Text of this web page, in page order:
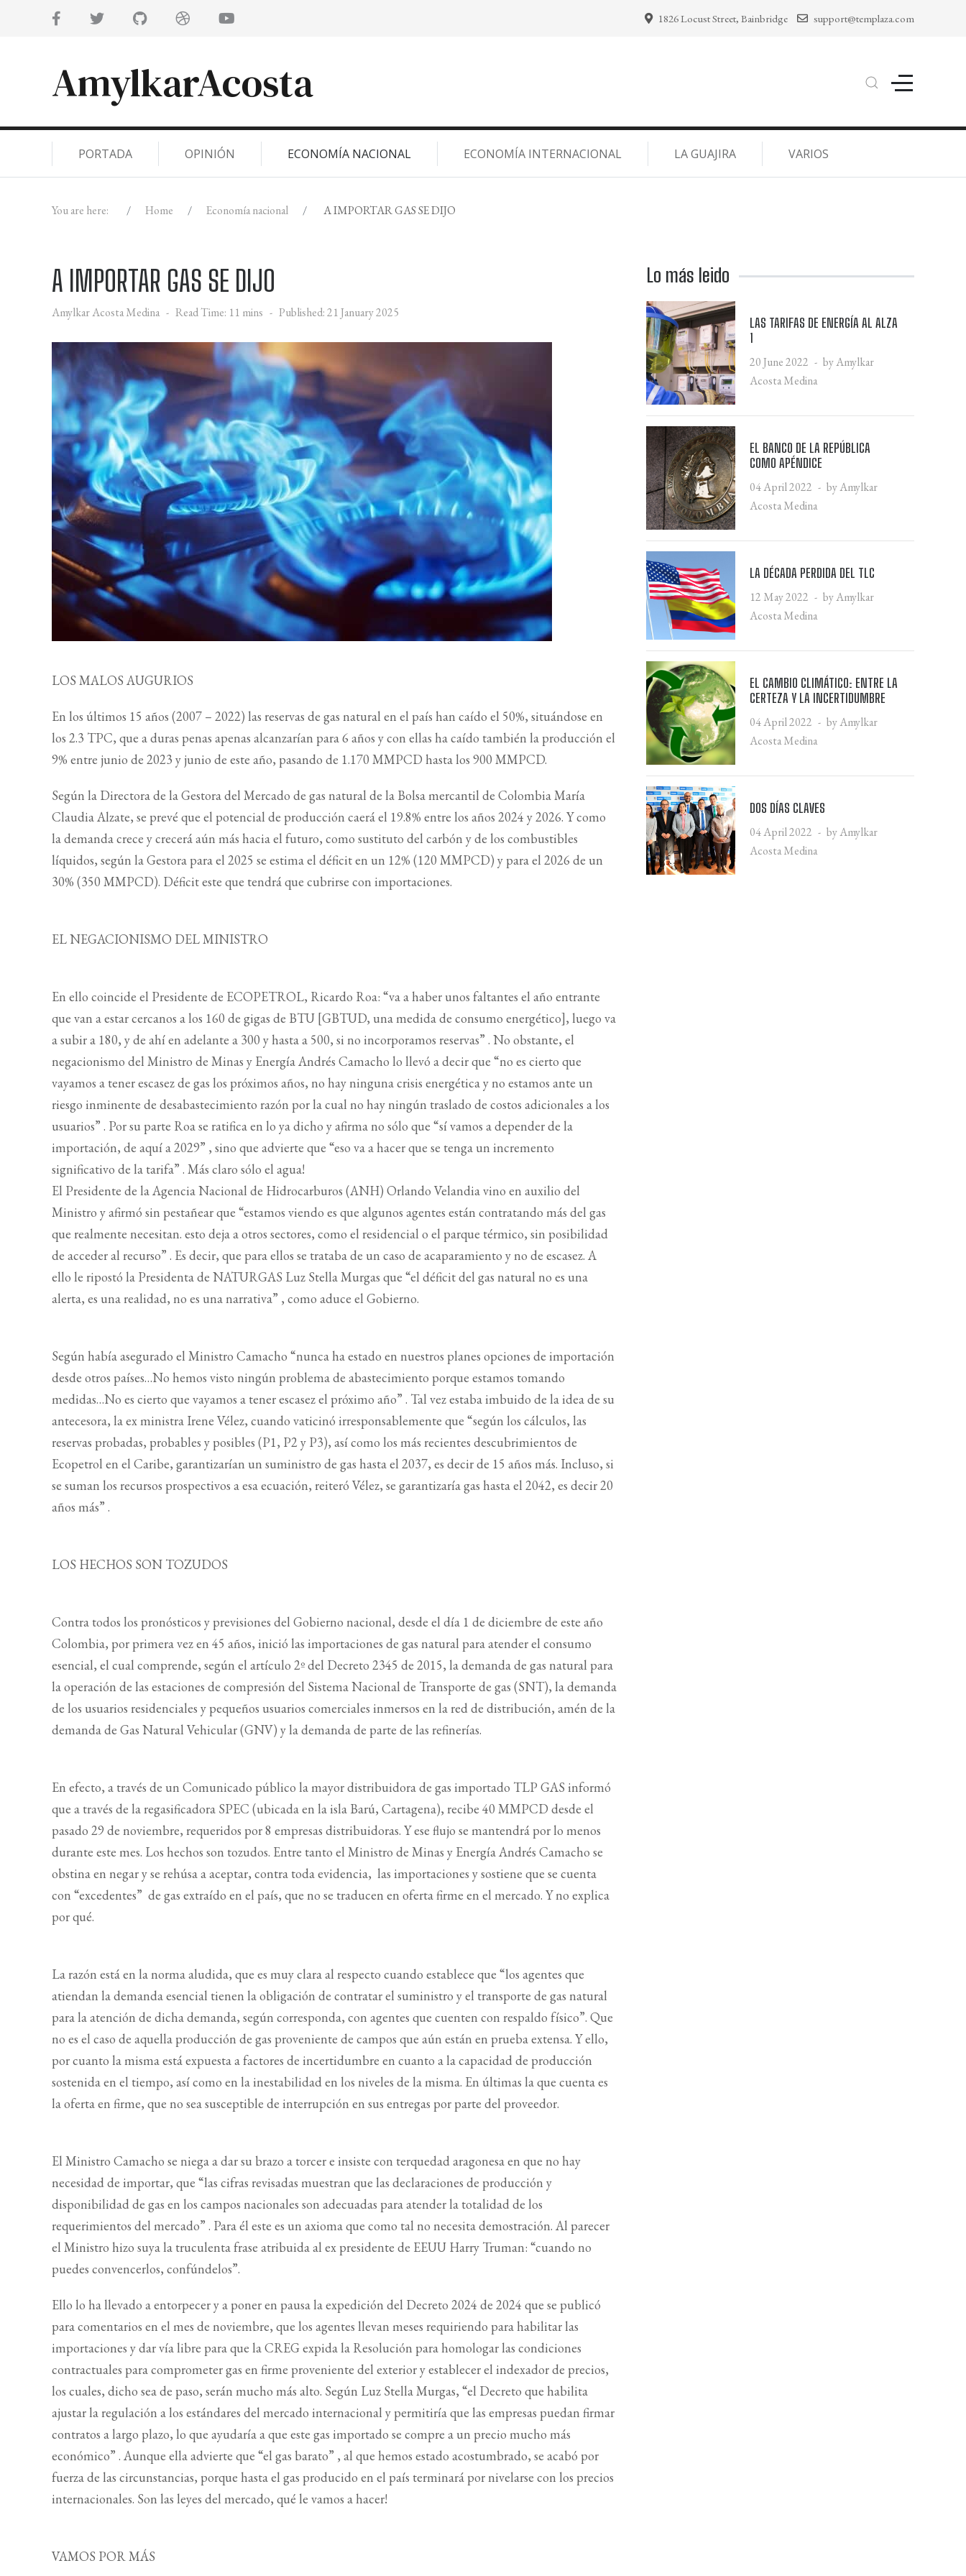
1826 Locust Street, Bainbridge support@templaza.com
AmylkarAcosta
PORTADA OPINIÓN ECONOMÍA NACIONAL ECONOMÍA INTERNACIONAL LA GUAJIRA VARIOS
You are here: Home Economía nacional A IMPORTAR GAS SE DIJO
A IMPORTAR GAS SE DIJO
Amylkar Acosta Medina Read Time: 11 mins Published: 21 January 2025
LOS MALOS AUGURIOS
En los últimos 15 años (2007 – 2022) las reservas de gas natural en el país han caído el 50%, situándose en
los 2.3 TPC, que a duras penas apenas alcanzarían para 6 años y con ellas ha caído también la producción el
9% entre junio de 2023 y junio de este año, pasando de 1.170 MMPCD hasta los 900 MMPCD.
Según la Directora de la Gestora del Mercado de gas natural de la Bolsa mercantil de Colombia María
Claudia Alzate, se prevé que el potencial de producción caerá el 19.8% entre los años 2024 y 2026. Y como
la demanda crece y crecerá aún más hacia el futuro, como sustituto del carbón y de los combustibles
líquidos, según la Gestora para el 2025 se estima el déficit en un 12% (120 MMPCD) y para el 2026 de un
30% (350 MMPCD). Déficit este que tendrá que cubrirse con importaciones.
EL NEGACIONISMO DEL MINISTRO
En ello coincide el Presidente de ECOPETROL, Ricardo Roa: “va a haber unos faltantes el año entrante
que van a estar cercanos a los 160 de gigas de BTU [GBTUD, una medida de consumo energético], luego va
a subir a 180, y de ahí en adelante a 300 y hasta a 500, si no incorporamos reservas” . No obstante, el
negacionismo del Ministro de Minas y Energía Andrés Camacho lo llevó a decir que “no es cierto que
vayamos a tener escasez de gas los próximos años, no hay ninguna crisis energética y no estamos ante un
riesgo inminente de desabastecimiento razón por la cual no hay ningún traslado de costos adicionales a los
usuarios” . Por su parte Roa se ratifica en lo ya dicho y afirma no sólo que “sí vamos a depender de la
importación, de aquí a 2029” , sino que advierte que “eso va a hacer que se tenga un incremento
significativo de la tarifa” . Más claro sólo el agua!
El Presidente de la Agencia Nacional de Hidrocarburos (ANH) Orlando Velandia vino en auxilio del
Ministro y afirmó sin pestañear que “estamos viendo es que algunos agentes están contratando más del gas
que realmente necesitan. esto deja a otros sectores, como el residencial o el parque térmico, sin posibilidad
de acceder al recurso” . Es decir, que para ellos se trataba de un caso de acaparamiento y no de escasez. A
ello le ripostó la Presidenta de NATURGAS Luz Stella Murgas que “el déficit del gas natural no es una
alerta, es una realidad, no es una narrativa” , como aduce el Gobierno.
Según había asegurado el Ministro Camacho “nunca ha estado en nuestros planes opciones de importación
desde otros países…No hemos visto ningún problema de abastecimiento porque estamos tomando
medidas…No es cierto que vayamos a tener escasez el próximo año” . Tal vez estaba imbuido de la idea de su
antecesora, la ex ministra Irene Vélez, cuando vaticinó irresponsablemente que “según los cálculos, las
reservas probadas, probables y posibles (P1, P2 y P3), así como los más recientes descubrimientos de
Ecopetrol en el Caribe, garantizarían un suministro de gas hasta el 2037, es decir de 15 años más. Incluso, si
se suman los recursos prospectivos a esa ecuación, reiteró Vélez, se garantizaría gas hasta el 2042, es decir 20
años más” .
LOS HECHOS SON TOZUDOS
Contra todos los pronósticos y previsiones del Gobierno nacional, desde el día 1 de diciembre de este año
Colombia, por primera vez en 45 años, inició las importaciones de gas natural para atender el consumo
esencial, el cual comprende, según el artículo 2º del Decreto 2345 de 2015, la demanda de gas natural para
la operación de las estaciones de compresión del Sistema Nacional de Transporte de gas (SNT), la demanda
de los usuarios residenciales y pequeños usuarios comerciales inmersos en la red de distribución, amén de la
demanda de Gas Natural Vehicular (GNV) y la demanda de parte de las refinerías.
En efecto, a través de un Comunicado público la mayor distribuidora de gas importado TLP GAS informó
que a través de la regasificadora SPEC (ubicada en la isla Barú, Cartagena), recibe 40 MMPCD desde el
pasado 29 de noviembre, requeridos por 8 empresas distribuidoras. Y ese flujo se mantendrá por lo menos
durante este mes. Los hechos son tozudos. Entre tanto el Ministro de Minas y Energía Andrés Camacho se
obstina en negar y se rehúsa a aceptar, contra toda evidencia, las importaciones y sostiene que se cuenta
con “excedentes” de gas extraído en el país, que no se traducen en oferta firme en el mercado. Y no explica
por qué.
La razón está en la norma aludida, que es muy clara al respecto cuando establece que “los agentes que
atiendan la demanda esencial tienen la obligación de contratar el suministro y el transporte de gas natural
para la atención de dicha demanda, según corresponda, con agentes que cuenten con respaldo físico”. Que
no es el caso de aquella producción de gas proveniente de campos que aún están en prueba extensa. Y ello,
por cuanto la misma está expuesta a factores de incertidumbre en cuanto a la capacidad de producción
sostenida en el tiempo, así como en la inestabilidad en los niveles de la misma. En últimas la que cuenta es
la oferta en firme, que no sea susceptible de interrupción en sus entregas por parte del proveedor.
El Ministro Camacho se niega a dar su brazo a torcer e insiste con terquedad aragonesa en que no hay
necesidad de importar, que “las cifras revisadas muestran que las declaraciones de producción y
disponibilidad de gas en los campos nacionales son adecuadas para atender la totalidad de los
requerimientos del mercado” . Para él este es un axioma que como tal no necesita demostración. Al parecer
el Ministro hizo suya la truculenta frase atribuida al ex presidente de EEUU Harry Truman: “cuando no
puedes convencerlos, confúndelos”.
Ello lo ha llevado a entorpecer y a poner en pausa la expedición del Decreto 2024 de 2024 que se publicó
para comentarios en el mes de noviembre, que los agentes llevan meses requiriendo para habilitar las
importaciones y dar vía libre para que la CREG expida la Resolución para homologar las condiciones
contractuales para comprometer gas en firme proveniente del exterior y establecer el indexador de precios,
los cuales, dicho sea de paso, serán mucho más alto. Según Luz Stella Murgas, “el Decreto que habilita
ajustar la regulación a los estándares del mercado internacional y permitiría que las empresas puedan firmar
contratos a largo plazo, lo que ayudaría a que este gas importado se compre a un precio mucho más
económico” . Aunque ella advierte que “el gas barato” , al que hemos estado acostumbrado, se acabó por
fuerza de las circunstancias, porque hasta el gas producido en el país terminará por nivelarse con los precios
internacionales. Son las leyes del mercado, qué le vamos a hacer!
VAMOS POR MÁS
Lo más leido
LAS TARIFAS DE ENERGÍA AL ALZA
1
20 June 2022
by Amylkar
Acosta Medina
EL BANCO DE LA REPÚBLICA
COMO APÉNDICE
04 April 2022
by Amylkar
Acosta Medina
LA DÉCADA PERDIDA DEL TLC
12 May 2022
by Amylkar
Acosta Medina
EL CAMBIO CLIMÁTICO: ENTRE LA
CERTEZA Y LA INCERTIDUMBRE
04 April 2022
by Amylkar
Acosta Medina
DOS DÍAS CLAVES
04 April 2022
by Amylkar
Acosta Medina